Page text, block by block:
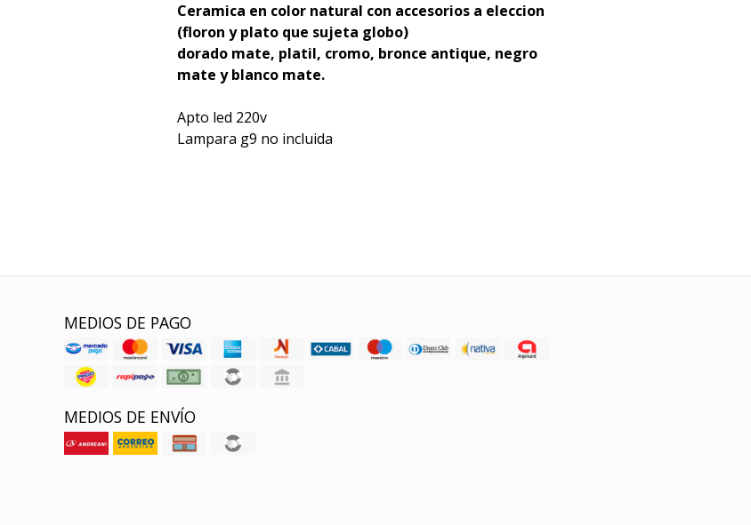
Ceramica en color natural con accesorios a eleccion
(floron y plato que sujeta globo)
dorado mate, platil, cromo, bronce antique, negro
mate y blanco mate.
Apto led 220v
Lampara g9 no incluida
MEDIOS DE PAGO
MEDIOS DE ENVÍO